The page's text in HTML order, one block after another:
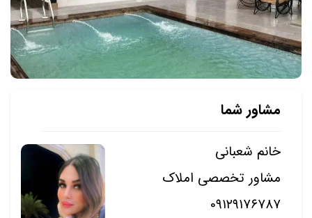
مشاور شما
خانم شعبانی
مشاور تخصصی املاک
0۹۱۲۹۱۷۶۷۸۷